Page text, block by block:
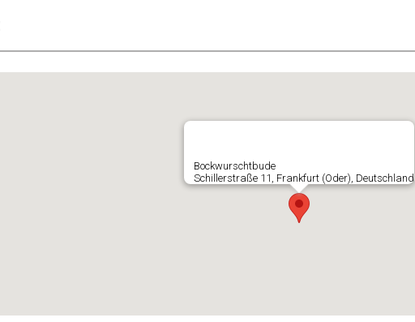
Bockwurschtbude
Schillerstraße 11, Frankfurt (Oder), Deutschland